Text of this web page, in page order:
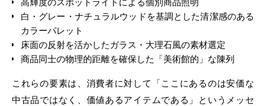
白・グレー・ナチュラルウッドを基調とした清潔感のある
カラーパレット
床面の反射を活かしたガラス・大理石風の素材選定
商品同士の物理的距離を確保した「美術館的」な陳列
これらの要素は、消費者に対して「ここにあるのは安価な
中古品ではなく、価値あるアイテムである」というメッセ